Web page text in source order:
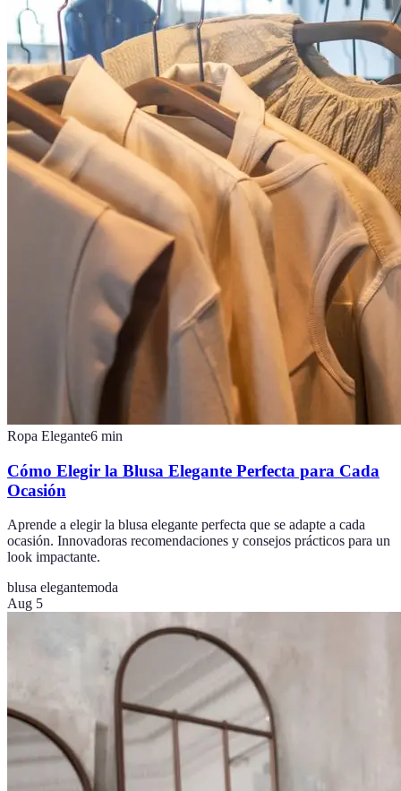
Ropa Elegante6 min
Cómo Elegir la Blusa Elegante Perfecta para Cada
Ocasión
Aprende a elegir la blusa elegante perfecta que se adapte a cada
ocasión. Innovadoras recomendaciones y consejos prácticos para un
look impactante.
blusa elegantemoda
Aug 5